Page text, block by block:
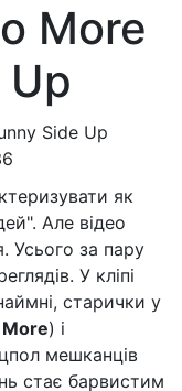
More
як
Але відео
Усього за пару
У кліпі
старички у
More) і
мешканців
стає барвистим